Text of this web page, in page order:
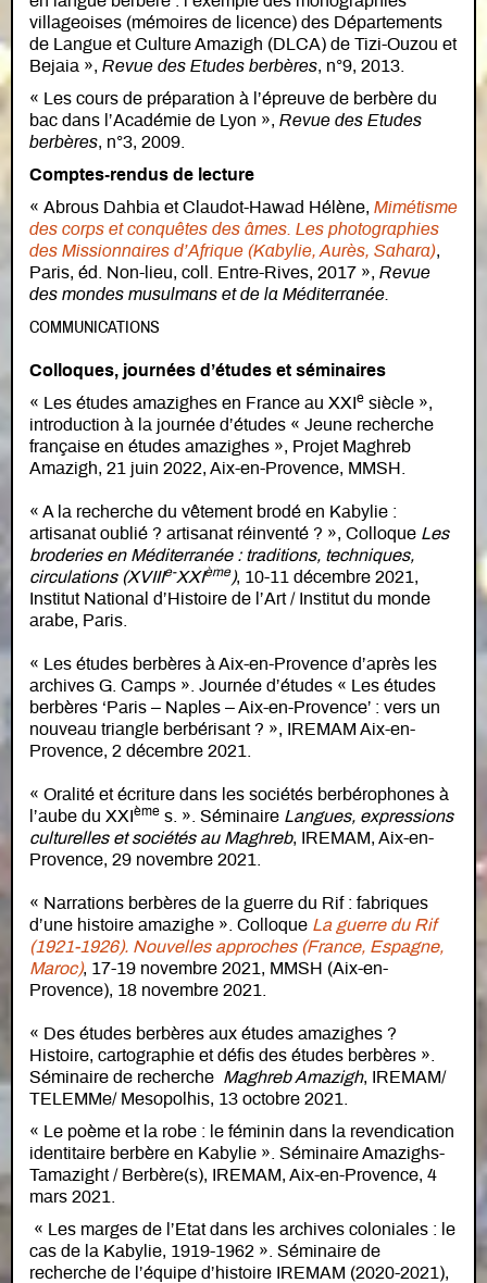
villageoises (mémoires de licence) des Départements
de Langue et Culture Amazigh (DLCA) de Tizi-Ouzou et
Bejaia », Revue des Etudes berbères, n°9, 2013.
« Les cours de préparation à l’épreuve de berbère du
bac dans l’Académie de Lyon », Revue des Etudes
berbères, n°3, 2009.
Comptes-rendus de lecture
« Abrous Dahbia et Claudot-Hawad Hélène, Mimétisme
des corps et conquêtes des âmes. Les photographies
des Missionnaires d’Afrique (Kabylie, Aurès, Sahara),
Paris, éd. Non-lieu, coll. Entre-Rives, 2017 », Revue
des mondes musulmans et de la Méditerranée.
COMMUNICATIONS
Colloques, journées d’études et séminaires
« Les études amazighes en France au XXI e siècle »,
introduction à la journée d’études « Jeune recherche
française en études amazighes », Projet Maghreb
Amazigh, 21 juin 2022, Aix-en-Provence, MMSH.
« A la recherche du vêtement brodé en Kabylie :
artisanat oublié ? artisanat réinventé ? », Colloque Les
broderies en Méditerranée : traditions, techniques,
circulations (XVIIIe-XXIème), 10-11 décembre 2021,
Institut National d’Histoire de l’Art / Institut du monde
arabe, Paris.
« Les études berbères à Aix-en-Provence d’après les
archives G. Camps ». Journée d’études « Les études
berbères ‘Paris – Naples – Aix-en-Provence’ : vers un
nouveau triangle berbérisant ? », IREMAM Aix-en-
Provence, 2 décembre 2021.
« Oralité et écriture dans les sociétés berbérophones à
l’aube du XXI ème s. ». Séminaire Langues, expressions
culturelles et sociétés au Maghreb, IREMAM, Aix-en-
Provence, 29 novembre 2021.
« Narrations berbères de la guerre du Rif : fabriques
d’une histoire amazighe ». Colloque La guerre du Rif
(1921-1926). Nouvelles approches (France, Espagne,
Maroc), 17-19 novembre 2021, MMSH (Aix-en-
Provence), 18 novembre 2021.
« Des études berbères aux études amazighes ?
Histoire, cartographie et défis des études berbères ».
Séminaire de recherche Maghreb Amazigh, IREMAM/
TELEMMe/ Mesopolhis, 13 octobre 2021.
« Le poème et la robe : le féminin dans la revendication
identitaire berbère en Kabylie ». Séminaire Amazighs-
Tamazight / Berbère(s), IREMAM, Aix-en-Provence, 4
mars 2021.
« Les marges de l’Etat dans les archives coloniales : le
cas de la Kabylie, 1919-1962 ». Séminaire de
recherche de l’équipe d’histoire IREMAM (2020-2021),